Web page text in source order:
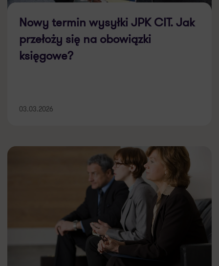
Nowy termin wysyłki JPK CIT. Jak
przełoży się na obowiązki
księgowe?
03.03.2026